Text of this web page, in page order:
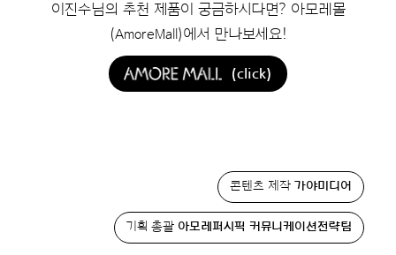
이진수님의 추천 제품이 궁금하시다면? 아모레몰
(AmoreMall)에서 만나보세요!
(click)
콘텐츠 제작 가야미디어
기획 총괄 아모레퍼시픽 커뮤니케이션전략팀